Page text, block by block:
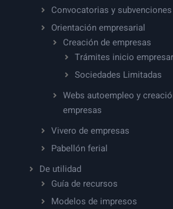
Convocatorias y subvenciones
Orientación empresarial
Creación de empresas
Trámites inicio
Sociedades Limitadas
Webs autoempleo y
empresas
Vivero de empresas
Pabellón ferial
De utilidad
Guía de recursos
Modelos de impresos